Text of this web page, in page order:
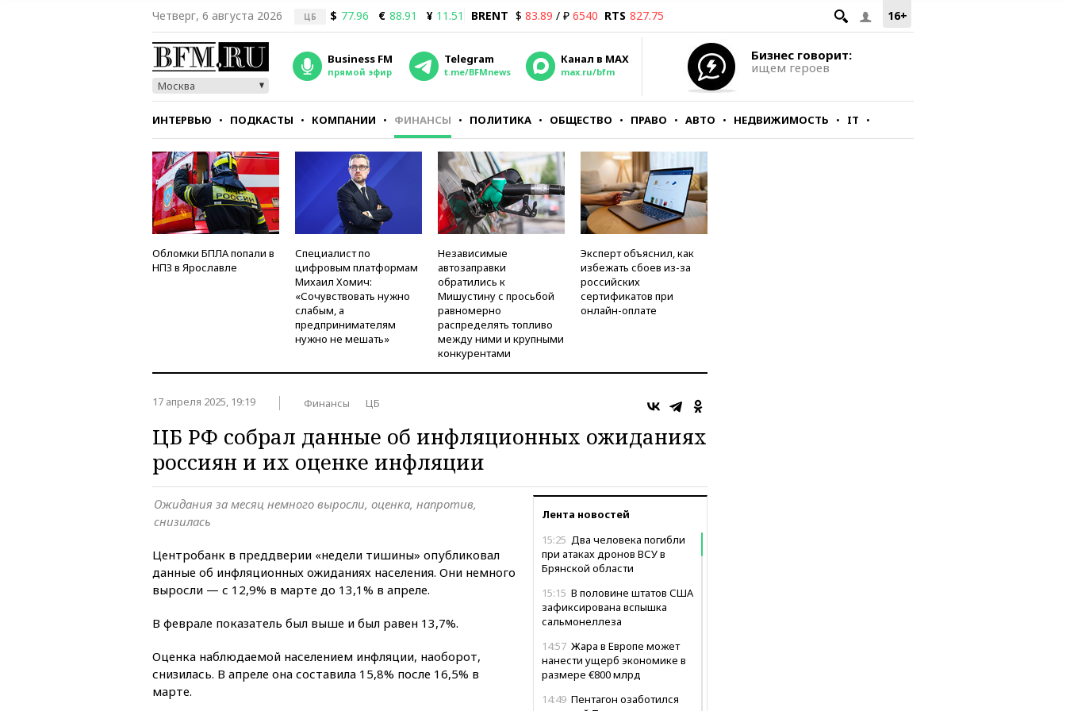
16+
Четверг, 6 августа 2026 ЦБ $ 77.96 € 88.91 ¥ 11.51 BRENT $ 83.89 / ₽ 6540 RTS 827.75
Москва
Business FM
прямой эфир
Telegram
t.me/BFMnews
Канал в MAX
max.ru/bfm
Бизнес говорит:
ищем героев
ИНТЕРВЬЮ ПОДКАСТЫ КОМПАНИИ ФИНАНСЫ ПОЛИТИКА ОБЩЕСТВО ПРАВО АВТО НЕДВИЖИМОСТЬ IT
СТИЛЬ ТЕСТЫ
Обломки БПЛА попали в
НПЗ в Ярославле
Специалист по
цифровым платформам
Михаил Хомич:
«Сочувствовать нужно
слабым, а
предпринимателям
нужно не мешать»
Независимые
автозаправки
обратились к
Мишустину с просьбой
равномерно
распределять топливо
между ними и крупными
конкурентами
Эксперт объяснил, как
избежать сбоев из-за
российских
сертификатов при
онлайн-оплате
17 апреля 2025, 19:19 Финансы ЦБ
ЦБ РФ собрал данные об инфляционных ожиданиях
россиян и их оценке инфляции
Лента новостей
15:25 Два человека погибли
при атаках дронов ВСУ в
Брянской области
15:15 В половине штатов США
зафиксирована вспышка
сальмонеллеза
14:57 Жара в Европе может
нанести ущерб экономике в
размере €800 млрд
14:49 Пентагон озаботился
Ожидания за месяц немного выросли, оценка, напротив,
снизилась
Центробанк в преддверии «недели тишины» опубликовал
данные об инфляционных ожиданиях населения. Они немного
выросли — с 12,9% в марте до 13,1% в апреле.
В феврале показатель был выше и был равен 13,7%.
Оценка наблюдаемой населением инфляции, наоборот,
снизилась. В апреле она составила 15,8% после 16,5% в
марте.